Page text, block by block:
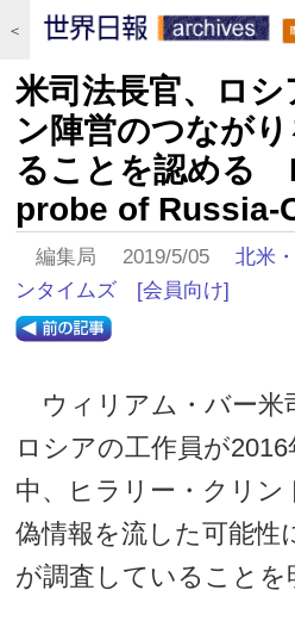
＜
米司法長官、ロシ
ン陣営のつなが
ることを認める
probe of Russia-
編集局 2019/5/05北米
ンタイムズ
[会員向け]
ウィリアム・バー米
ロシアの工作員が
中、ヒラリー・クリン
偽情報を流した可能性
が調査していることを